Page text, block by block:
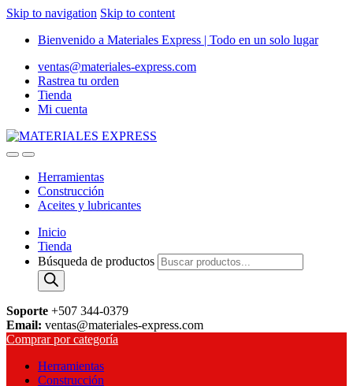
Skip to navigation Skip to content
Bienvenido a Materiales Express | Todo en un solo lugar
ventas@materiales-express.com
Rastrea tu orden
Tienda
Mi cuenta
Herramientas
Construcción
Aceites y lubricantes
Inicio
Tienda
Búsqueda de productos
Soporte +507 344-0379
Email: ventas@materiales-express.com
Comprar por categoría
Herramientas
Construcción